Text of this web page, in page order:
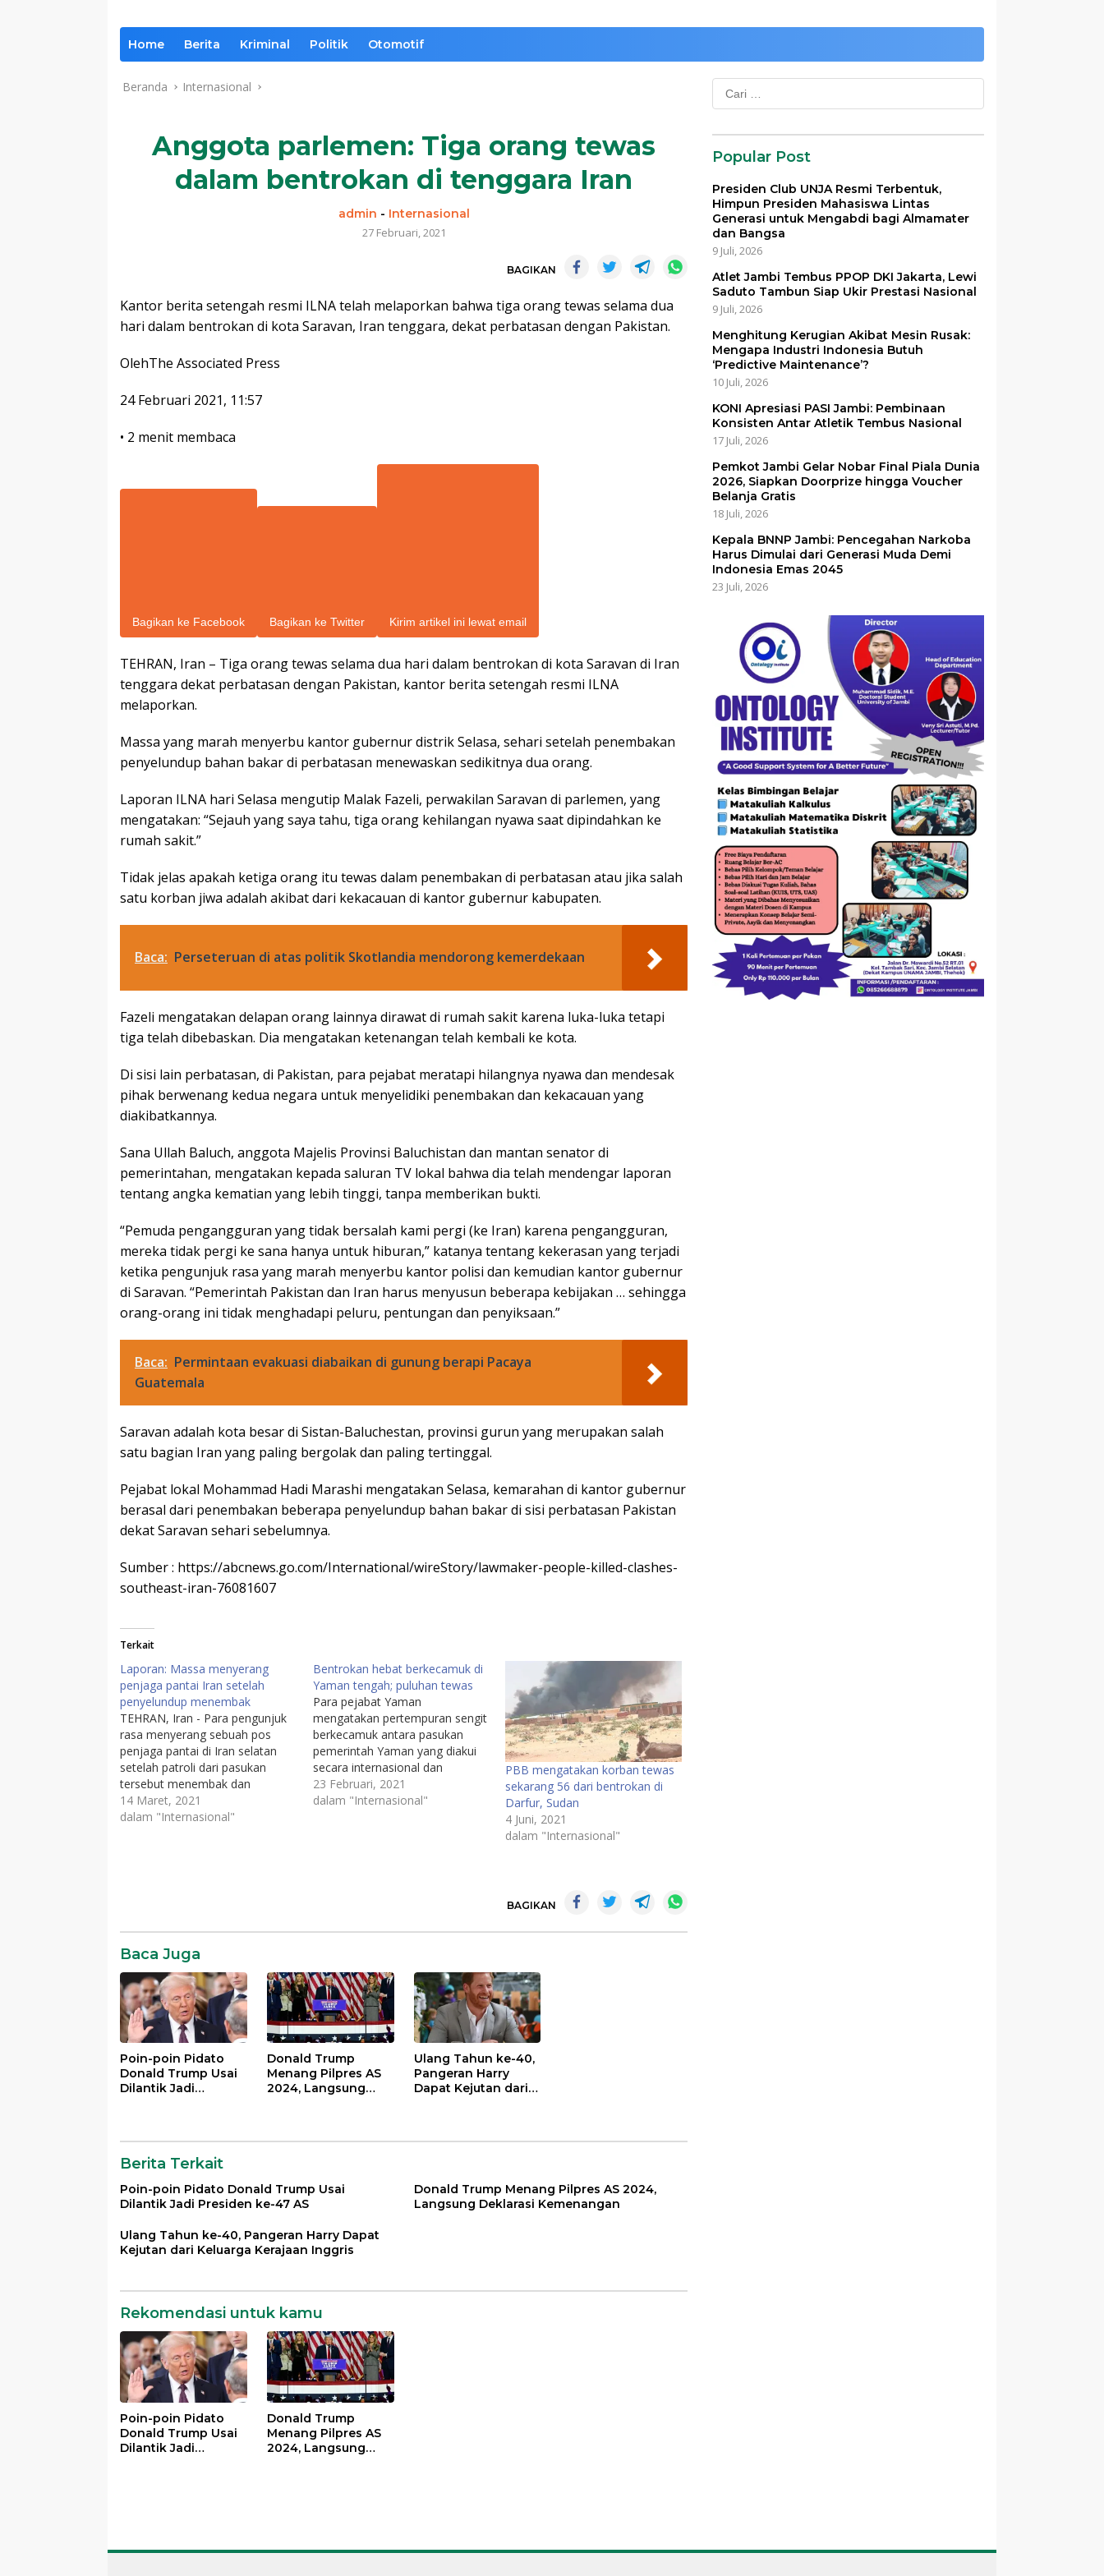
Home Berita Kriminal Politik Otomotif
Beranda Internasional
Anggota parlemen: Tiga orang tewas
dalam bentrokan di tenggara Iran
admin - Internasional
27 Februari, 2021
BAGIKAN
Kantor berita setengah resmi ILNA telah melaporkan bahwa tiga orang tewas selama dua
hari dalam bentrokan di kota Saravan, Iran tenggara, dekat perbatasan dengan Pakistan.
OlehThe Associated Press
24 Februari 2021, 11:57
• 2 menit membaca
Bagikan ke Facebook Bagikan ke Twitter Kirim artikel ini lewat email
TEHRAN, Iran – Tiga orang tewas selama dua hari dalam bentrokan di kota Saravan di Iran
tenggara dekat perbatasan dengan Pakistan, kantor berita setengah resmi ILNA
melaporkan.
Massa yang marah menyerbu kantor gubernur distrik Selasa, sehari setelah penembakan
penyelundup bahan bakar di perbatasan menewaskan sedikitnya dua orang.
Laporan ILNA hari Selasa mengutip Malak Fazeli, perwakilan Saravan di parlemen, yang
mengatakan: “Sejauh yang saya tahu, tiga orang kehilangan nyawa saat dipindahkan ke
rumah sakit.”
Tidak jelas apakah ketiga orang itu tewas dalam penembakan di perbatasan atau jika salah
satu korban jiwa adalah akibat dari kekacauan di kantor gubernur kabupaten.
Baca: Perseteruan di atas politik Skotlandia mendorong kemerdekaan
Fazeli mengatakan delapan orang lainnya dirawat di rumah sakit karena luka-luka tetapi
tiga telah dibebaskan. Dia mengatakan ketenangan telah kembali ke kota.
Di sisi lain perbatasan, di Pakistan, para pejabat meratapi hilangnya nyawa dan mendesak
pihak berwenang kedua negara untuk menyelidiki penembakan dan kekacauan yang
diakibatkannya.
Sana Ullah Baluch, anggota Majelis Provinsi Baluchistan dan mantan senator di
pemerintahan, mengatakan kepada saluran TV lokal bahwa dia telah mendengar laporan
tentang angka kematian yang lebih tinggi, tanpa memberikan bukti.
“Pemuda pengangguran yang tidak bersalah kami pergi (ke Iran) karena pengangguran,
mereka tidak pergi ke sana hanya untuk hiburan,” katanya tentang kekerasan yang terjadi
ketika pengunjuk rasa yang marah menyerbu kantor polisi dan kemudian kantor gubernur
di Saravan. “Pemerintah Pakistan dan Iran harus menyusun beberapa kebijakan … sehingga
orang-orang ini tidak menghadapi peluru, pentungan dan penyiksaan.”
Baca: Permintaan evakuasi diabaikan di gunung berapi Pacaya
Guatemala
Saravan adalah kota besar di Sistan-Baluchestan, provinsi gurun yang merupakan salah
satu bagian Iran yang paling bergolak dan paling tertinggal.
Pejabat lokal Mohammad Hadi Marashi mengatakan Selasa, kemarahan di kantor gubernur
berasal dari penembakan beberapa penyelundup bahan bakar di sisi perbatasan Pakistan
dekat Saravan sehari sebelumnya.
Sumber : https://abcnews.go.com/International/wireStory/lawmaker-people-killed-clashes-
southeast-iran-76081607
Terkait
Laporan: Massa menyerang
penjaga pantai Iran setelah
penyelundup menembak
TEHRAN, Iran - Para pengunjuk
rasa menyerang sebuah pos
penjaga pantai di Iran selatan
setelah patroli dari pasukan
tersebut menembak dan
membunuh seorang
penyelundup bahan bakar,
bakar…
14 Maret, 2021
dalam "Internasional"
Bentrokan hebat berkecamuk di
Yaman tengah; puluhan tewas
Para pejabat Yaman
mengatakan pertempuran sengit
berkecamuk antara pasukan
pemerintah Yaman yang diakui
secara internasional dan
pemberontak Houthi selama
lebih dari seminggu di provinsi
emailSANAA, Yaman -
23 Februari, 2021
dalam "Internasional"
PBB mengatakan korban tewas
sekarang 56 dari bentrokan di
Darfur, Sudan
4 Juni, 2021
dalam "Internasional"
BAGIKAN
Baca Juga
Poin-poin Pidato
Donald Trump Usai
Dilantik Jadi
Donald Trump
Menang Pilpres AS
2024, Langsung
Ulang Tahun ke-40,
Pangeran Harry
Dapat Kejutan dari
Berita Terkait
Poin-poin Pidato Donald Trump Usai
Dilantik Jadi Presiden ke-47 AS
Donald Trump Menang Pilpres AS 2024,
Langsung Deklarasi Kemenangan
Ulang Tahun ke-40, Pangeran Harry Dapat
Kejutan dari Keluarga Kerajaan Inggris
Rekomendasi untuk kamu
Poin-poin Pidato
Donald Trump Usai
Dilantik Jadi
Donald Trump
Menang Pilpres AS
2024, Langsung
Cari
untuk:
Popular Post
Presiden Club UNJA Resmi Terbentuk,
Himpun Presiden Mahasiswa Lintas
Generasi untuk Mengabdi bagi Almamater
dan Bangsa
9 Juli, 2026
Atlet Jambi Tembus PPOP DKI Jakarta, Lewi
Saduto Tambun Siap Ukir Prestasi Nasional
9 Juli, 2026
Menghitung Kerugian Akibat Mesin Rusak:
Mengapa Industri Indonesia Butuh
‘Predictive Maintenance’?
10 Juli, 2026
KONI Apresiasi PASI Jambi: Pembinaan
Konsisten Antar Atletik Tembus Nasional
17 Juli, 2026
Pemkot Jambi Gelar Nobar Final Piala Dunia
2026, Siapkan Doorprize hingga Voucher
Belanja Gratis
18 Juli, 2026
Kepala BNNP Jambi: Pencegahan Narkoba
Harus Dimulai dari Generasi Muda Demi
Indonesia Emas 2045
23 Juli, 2026